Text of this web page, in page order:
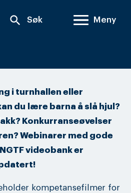
search Søk Meny
i turnhallen eller
du lære barna å slå hjul?
Konkurranseøvelser
Webinarer med gode
videobank er
kompetansefilmer for